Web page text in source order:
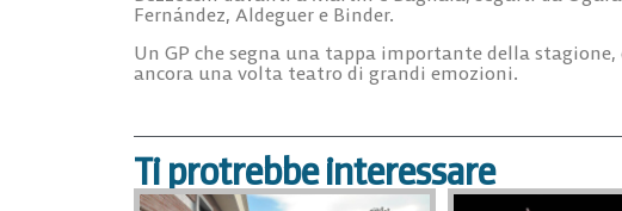
Fernández, Aldeguer e Binder.
Un GP che segna una tappa importante della
ancora una volta teatro di grandi emozioni.
Ti protrebbe interessare